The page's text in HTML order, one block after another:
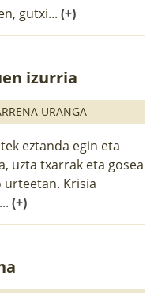
gutxi... (+)
izurria
URANGA
eztanda egin eta
uzta txarrak eta gosea
Krisia
(+)